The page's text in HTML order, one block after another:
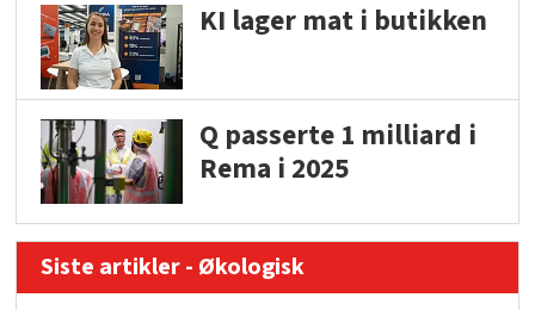
KI lager mat i butikken
Q passerte 1 milliard i
Rema i 2025
Siste artikler - Økologisk